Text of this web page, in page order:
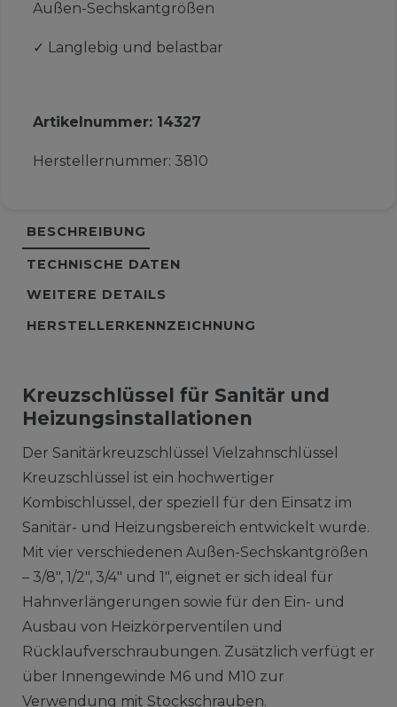
Außen-Sechskantgrößen
✓ Langlebig und belastbar
Artikelnummer: 14327
Herstellernummer: 3810
BESCHREIBUNG
TECHNISCHE DATEN
WEITERE DETAILS
HERSTELLERKENNZEICHNUNG
Kreuzschlüssel für Sanitär und
Heizungsinstallationen
Der Sanitärkreuzschlüssel Vielzahnschlüssel
Kreuzschlüssel ist ein hochwertiger
Kombischlüssel, der speziell für den Einsatz im
Sanitär- und Heizungsbereich entwickelt wurde.
Mit vier verschiedenen Außen-Sechskantgrößen
– 3/8", 1/2", 3/4" und 1", eignet er sich ideal für
Hahnverlängerungen sowie für den Ein- und
Ausbau von Heizkörperventilen und
Rücklaufverschraubungen. Zusätzlich verfügt er
über Innengewinde M6 und M10 zur
Verwendung mit Stockschrauben.